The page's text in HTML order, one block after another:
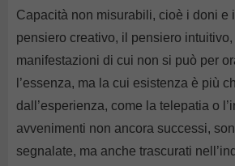
Capacità non misurabili, cioè i doni e
pensiero creativo, il pensiero intuitivo,
manifestazioni di cui non si può per
l’essenza, ma la cui esistenza è più
dall’esperienza, come la telepatia o
avvenimenti non ancora successi,
segnalate, ma anche trascurati